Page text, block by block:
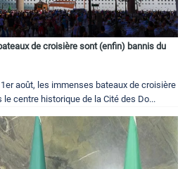
de croisière sont (enfin) bannis du
août, les immenses bateaux de croisière
centre historique de la Cité des Do...